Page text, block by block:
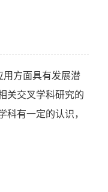
用方面具有发展潜
关交叉学科研究的
有一定的认识，